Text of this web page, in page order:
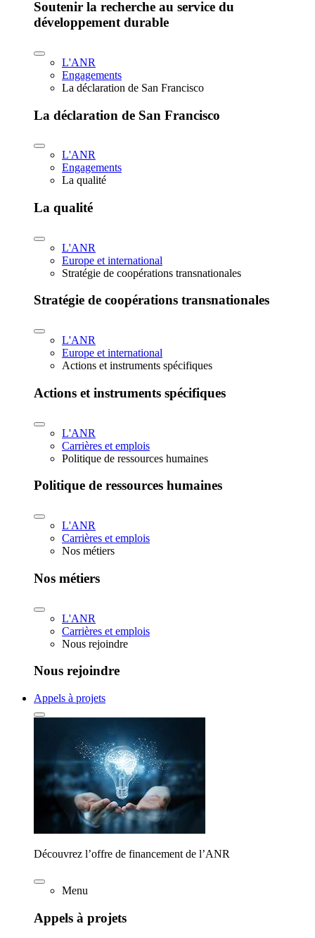
Soutenir la recherche au service du
développement durable
L'ANR
Engagements
La déclaration de San Francisco
La déclaration de San Francisco
L'ANR
Engagements
La qualité
La qualité
L'ANR
Europe et international
Stratégie de coopérations transnationales
Stratégie de coopérations transnationales
L'ANR
Europe et international
Actions et instruments spécifiques
Actions et instruments spécifiques
L'ANR
Carrières et emplois
Politique de ressources humaines
Politique de ressources humaines
L'ANR
Carrières et emplois
Nos métiers
Nos métiers
L'ANR
Carrières et emplois
Nous rejoindre
Nous rejoindre
Appels à projets
Découvrez l’offre de financement de l’ANR
Menu
Appels à projets